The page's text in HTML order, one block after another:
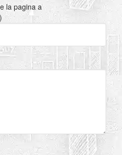
la pagina a